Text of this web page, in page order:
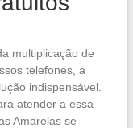
multiplicação de
telefones, a
indispensável.
atender a essa
Amarelas se